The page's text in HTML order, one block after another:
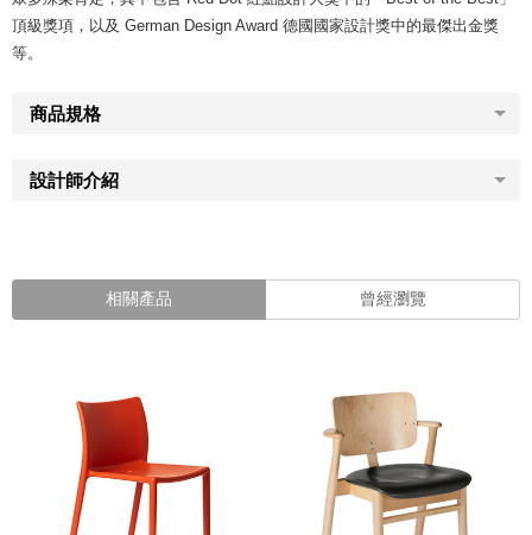
頂級獎項，以及 German Design Award 德國國家設計獎中的最傑出金獎
等。
商品規格
設計師介紹
相關產品 曾經瀏覽